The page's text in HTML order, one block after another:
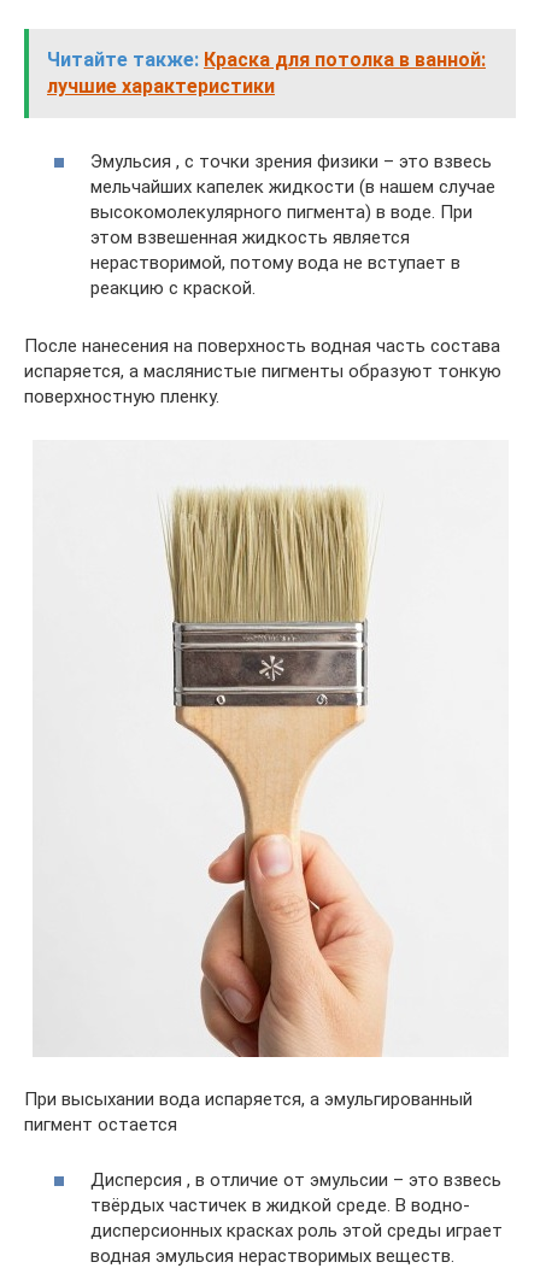
Читайте также: Краска для потолка в ванной:
лучшие характеристики
Эмульсия , с точки зрения физики – это взвесь
мельчайших капелек жидкости (в нашем случае
высокомолекулярного пигмента) в воде. При
этом взвешенная жидкость является
нерастворимой, потому вода не вступает в
реакцию с краской.
После нанесения на поверхность водная часть состава
испаряется, а маслянистые пигменты образуют тонкую
поверхностную пленку.
При высыхании вода испаряется, а эмульгированный
пигмент остается
Дисперсия , в отличие от эмульсии – это взвесь
твёрдых частичек в жидкой среде. В водно-
дисперсионных красках роль этой среды играет
водная эмульсия нерастворимых веществ.